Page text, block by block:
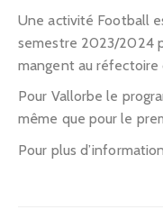
Une activité Football
semestre 2023/2024
mangent au réfectoire
Pour Vallorbe le
même que pour le
Pour plus